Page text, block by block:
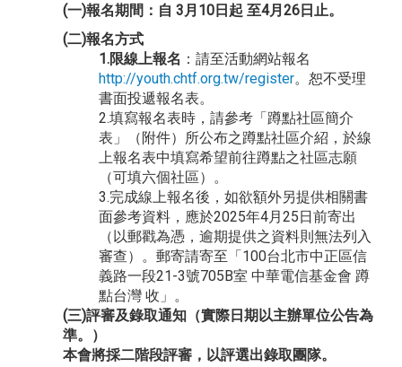
(一)報名期間：自 3月10日起 至4月26日止。
(二)報名方式
1.限線上報名 ：請至活動網站報名
http://youth.chtf.org.tw/register。恕不受理
書面投遞報名表。
2.填寫報名表時，請參考「蹲點社區簡介
表」（附件）所公布之蹲點社區介紹，於線
上報名表中填寫希望前往蹲點之社區志願
（可填六個社區）。
3.完成線上報名後，如欲額外另提供相關書
面參考資料，應於2025年4月25日前寄出
（以郵戳為憑，逾期提供之資料則無法列入
審查）。郵寄請寄至「100台北市中正區信
義路一段21-3號705B室 中華電信基金會 蹲
點台灣 收」。
(三)評審及錄取通知（實際日期以主辦單位公告為
準。）
本會將採二階段評審，以評選出錄取團隊。